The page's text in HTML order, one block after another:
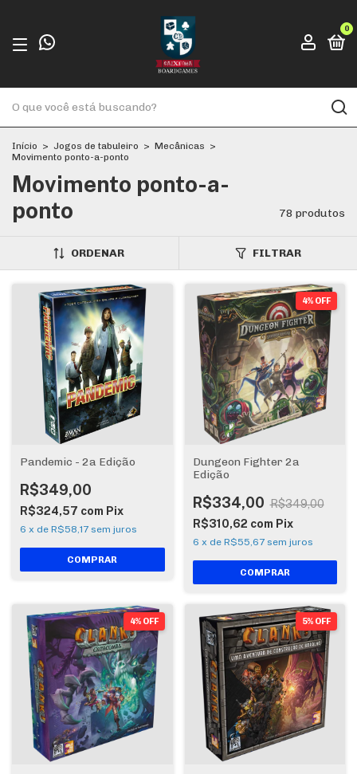
0
Início > Jogos de tabuleiro > Mecânicas >
Movimento ponto-a-ponto
Movimento ponto-a-
ponto
78 produtos
ORDENAR FILTRAR
Pandemic - 2a Edição
R$349,00
R$324,57 com Pix
6 x de R$58,17 sem juros
4% OFF
Dungeon Fighter 2a
Edição
R$334,00 R$349,00
R$310,62 com Pix
6 x de R$55,67 sem juros
4% OFF 5% OFF